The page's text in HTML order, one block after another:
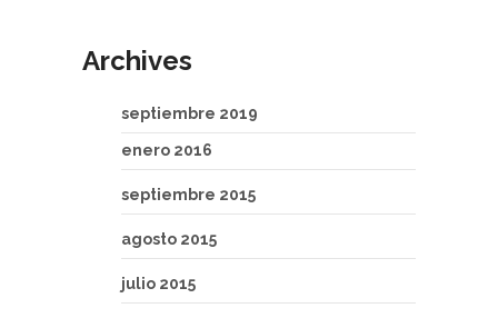
Archives
septiembre 2019
enero 2016
septiembre 2015
agosto 2015
julio 2015